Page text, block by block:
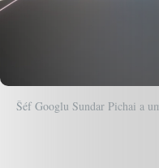
Šéf Googlu Sundar Pichai a